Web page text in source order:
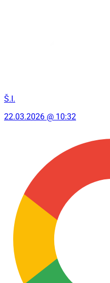
Š.I.
22.03.2026 @ 10:32